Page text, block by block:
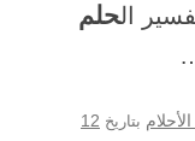
الحلم
بتاريخ 12